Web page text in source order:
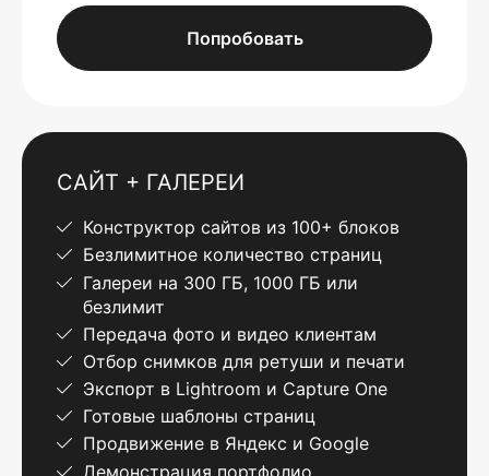
Попробовать
САЙТ + ГАЛЕРЕИ
Конструктор сайтов из 100+ блоков
Безлимитное количество страниц
Галереи на 300 ГБ, 1000 ГБ или
безлимит
Передача фото и видео клиентам
Отбор снимков для ретуши и печати
Экспорт в Lightroom и Capture One
Готовые шаблоны страниц
Продвижение в Яндекс и Google
Демонстрация портфолио